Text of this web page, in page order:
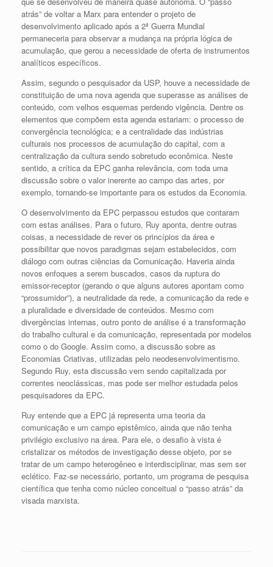
atrás” de voltar a Marx para entender o projeto de
desenvolvimento aplicado após a 2ª Guerra Mundial
permaneceria para observar a mudança na própria lógica de
acumulação, que gerou a necessidade de oferta de instrumentos
analíticos específicos.
Assim, segundo o pesquisador da USP, houve a necessidade de
constituição de uma nova agenda que superasse as análises de
conteúdo, com velhos esquemas perdendo vigência. Dentre os
elementos que compõem esta agenda estariam: o processo de
convergência tecnológica; e a centralidade das indústrias
culturais nos processos de acumulação do capital, com a
centralização da cultura sendo sobretudo econômica. Neste
sentido, a crítica da EPC ganha relevância, com toda uma
discussão sobre o valor inerente ao campo das artes, por
exemplo, tornando-se importante para os estudos da Economia.
O desenvolvimento da EPC perpassou estudos que contaram
com estas análises. Para o futuro, Ruy aponta, dentre outras
coisas, a necessidade de rever os princípios da área e
possibilitar que novos paradigmas sejam estabelecidos, com
diálogo com outras ciências da Comunicação. Haveria ainda
novos enfoques a serem buscados, casos da ruptura do
emissor-receptor (gerando o que alguns autores apontam como
“prossumidor”), a neutralidade da rede, a comunicação da rede e
a pluralidade e diversidade de conteúdos. Mesmo com
divergências internas, outro ponto de análise é a transformação
do trabalho cultural e da comunicação, representada por modelos
como o do Google. Assim como, a discussão sobre as
Economias Criativas, utilizadas pelo neodesenvolvimentismo.
Segundo Ruy, esta discussão vem sendo capitalizada por
correntes neoclássicas, mas pode ser melhor estudada pelos
pesquisadores da EPC.
Ruy entende que a EPC já representa uma teoria da
comunicação e um campo epistêmico, ainda que não tenha
privilégio exclusivo na área. Para ele, o desafio à vista é
cristalizar os métodos de investigação desse objeto, por se
tratar de um campo heterogêneo e interdisciplinar, mas sem ser
eclético. Faz-se necessário, portanto, um programa de pesquisa
científica que tenha como núcleo conceitual o “passo atrás” da
visada marxista.